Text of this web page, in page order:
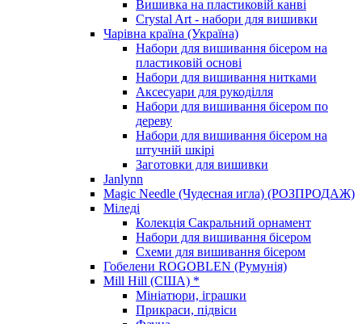
Вишивка на пластиковій канві
Crystal Art - набори для вишивки
Чарівна країна (Україна)
Набори для вишивання бісером на
пластиковій основі
Набори для вишивання нитками
Аксесуари для рукоділля
Набори для вишивання бісером по
дереву
Набори для вишивання бісером на
штучній шкірі
Заготовки для вишивки
Janlynn
Magic Needle (Чудесная игла) (РОЗПРОДАЖ)
Міледі
Колекція Сакральний орнамент
Набори для вишивання бісером
Схеми для вишивання бісером
Гобелени ROGOBLEN (Румунія)
Mill Hill (США) *
Мініатюри, іграшки
Прикраси, підвіси